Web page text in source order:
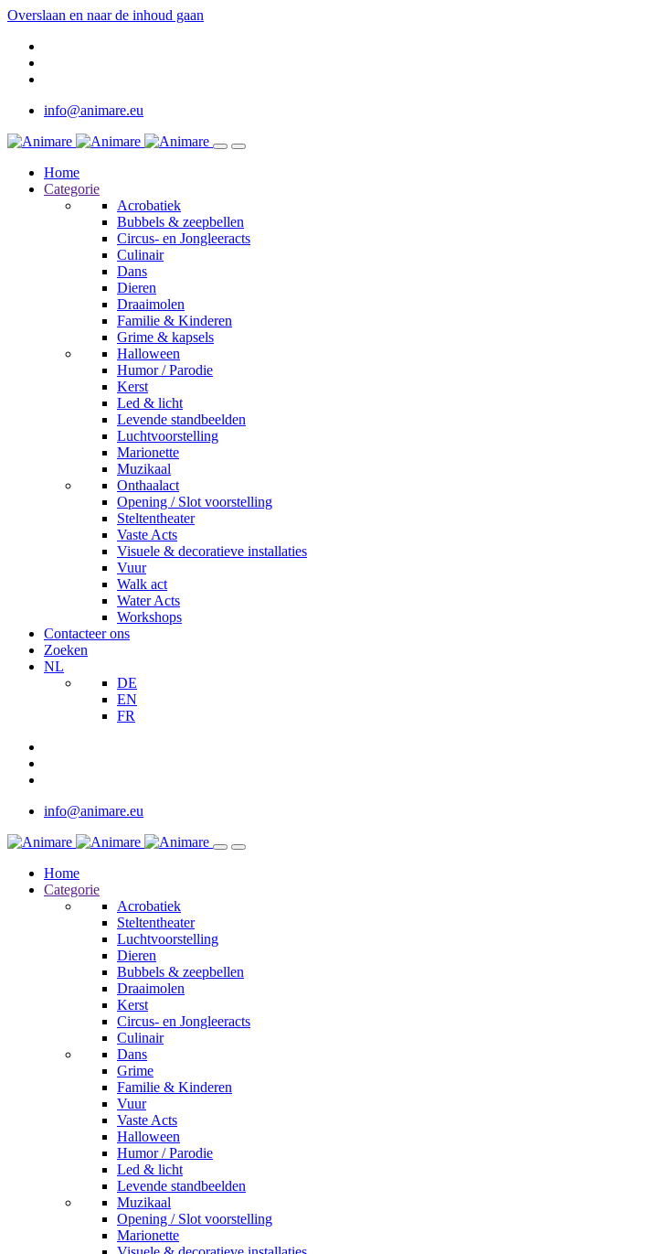
Overslaan en naar de inhoud gaan
info@animare.eu
Home
Categorie
Acrobatiek
Bubbels & zeepbellen
Circus- en Jongleeracts
Culinair
Dans
Dieren
Draaimolen
Familie & Kinderen
Grime & kapsels
Halloween
Humor / Parodie
Kerst
Led & licht
Levende standbeelden
Luchtvoorstelling
Marionette
Muzikaal
Onthaalact
Opening / Slot voorstelling
Steltentheater
Vaste Acts
Visuele & decoratieve installaties
Vuur
Walk act
Water Acts
Workshops
Contacteer ons
Zoeken
NL
DE
EN
FR
info@animare.eu
Home
Categorie
Acrobatiek
Steltentheater
Luchtvoorstelling
Dieren
Bubbels & zeepbellen
Draaimolen
Kerst
Circus- en Jongleeracts
Culinair
Dans
Grime
Familie & Kinderen
Vuur
Vaste Acts
Halloween
Humor / Parodie
Led & licht
Levende standbeelden
Muzikaal
Opening / Slot voorstelling
Marionette